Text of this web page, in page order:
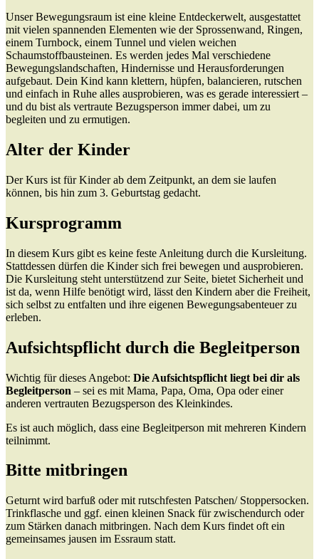
Unser Bewegungsraum ist eine kleine Entdeckerwelt, ausgestattet
mit vielen spannenden Elementen wie der Sprossenwand, Ringen,
einem Turnbock, einem Tunnel und vielen weichen
Schaumstoffbausteinen. Es werden jedes Mal verschiedene
Bewegungslandschaften, Hindernisse und Herausforderungen
aufgebaut. Dein Kind kann klettern, hüpfen, balancieren, rutschen
und einfach in Ruhe alles ausprobieren, was es gerade interessiert –
und du bist als vertraute Bezugsperson immer dabei, um zu
begleiten und zu ermutigen.
Alter der Kinder
Der Kurs ist für Kinder ab dem Zeitpunkt, an dem sie laufen
können, bis hin zum 3. Geburtstag gedacht.
Kursprogramm
In diesem Kurs gibt es keine feste Anleitung durch die Kursleitung.
Stattdessen dürfen die Kinder sich frei bewegen und ausprobieren.
Die Kursleitung steht unterstützend zur Seite, bietet Sicherheit und
ist da, wenn Hilfe benötigt wird, lässt den Kindern aber die Freiheit,
sich selbst zu entfalten und ihre eigenen Bewegungsabenteuer zu
erleben.
Aufsichtspflicht durch die Begleitperson
Wichtig für dieses Angebot: Die Aufsichtspflicht liegt bei dir als
Begleitperson – sei es mit Mama, Papa, Oma, Opa oder einer
anderen vertrauten Bezugsperson des Kleinkindes.
Es ist auch möglich, dass eine Begleitperson mit mehreren Kindern
teilnimmt.
Bitte mitbringen
Geturnt wird barfuß oder mit rutschfesten Patschen/ Stoppersocken.
Trinkflasche und ggf. einen kleinen Snack für zwischendurch oder
zum Stärken danach mitbringen. Nach dem Kurs findet oft ein
gemeinsames jausen im Essraum statt.